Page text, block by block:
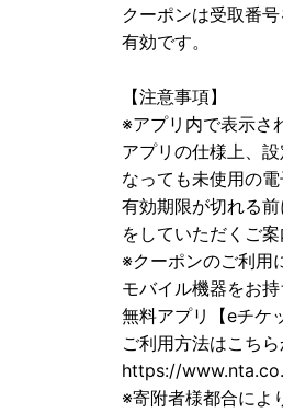
クーポンは受取番
有効です。
【注意事項】
※アプリ内で表示さ
アプリの仕様上、
なっても未使用の
有効期限が切れる
をしていただくご
※クーポンのご利用
モバイル機器をお
無料アプリ【eチケ
ご利用方法はこち
https://
※寄附者様都合によ